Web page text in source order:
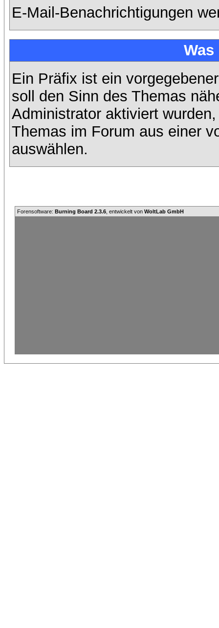
E-Mail-Benachrichtigungen
Ein Präfix ist ein
soll den Sinn des Themas
Administrator aktiviert
Themas im Forum aus einer
auswählen.
Forensoftware: Burning Board 2.3.6 , entwickelt von WoltLab GmbH